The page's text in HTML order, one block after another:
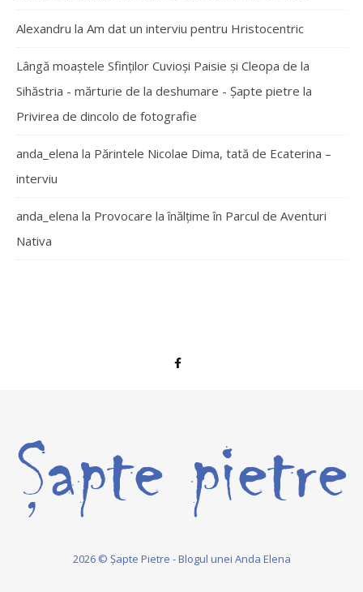
Alexandru la Am dat un interviu pentru Hristocentric
Lângă moaștele Sfinților Cuvioși Paisie și Cleopa de la
Sihăstria - mărturie de la deshumare - Şapte pietre la
Privirea de dincolo de fotografie
anda_elena la Părintele Nicolae Dima, tată de Ecaterina –
interviu
anda_elena la Provocare la înălțime în Parcul de Aventuri
Nativa
2026 © Șapte Pietre - Blogul unei Anda Elena